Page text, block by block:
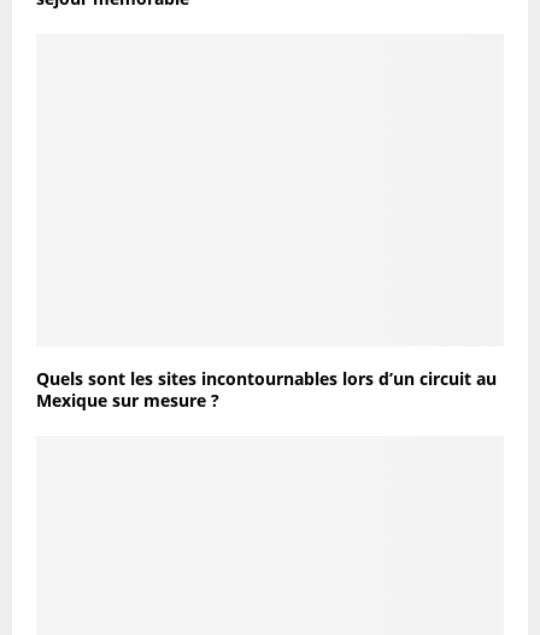
Quels sont les sites incontournables lors d’un circuit au
Mexique sur mesure ?